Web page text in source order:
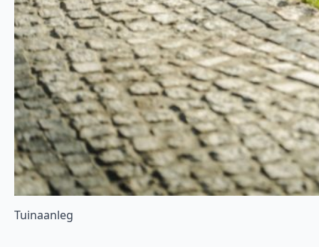
Tuinaanleg